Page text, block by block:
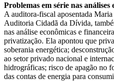
Problemas em série nas análises
A auditora-fiscal aposentada
Auditoria Cidadã da Dívida,
nas análise econômicas e
privatização. Ela apontou que
soberania energética;
ao setor privado nacional e
hidrográficas; risco de apagão no
das contas de energia para